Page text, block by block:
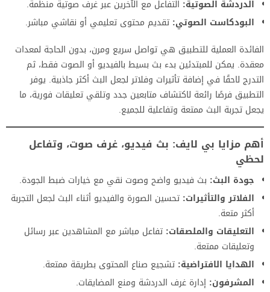
الدردشة الصوتية: التفاعل مع الآخرين عبر غرف صوتية منظمة.
البودكاست الصوتي: تقديم محتوى تعليمي أو نقاشي مباشر.
الفائدة العملية للتطبيق هي تواصل سريع ومرن، بدون الحاجة لمعدات
معقدة. يمكن للمبتدئين بدء بث بسيط بالفيديو أو الصوت فقط، ثم
التدرج لاحقًا في إضافة تأثيرات وفلاتر لجعل البث أكثر جاذبية. يوفر
التطبيق فرصًا رائعة لاكتشاف متابعين جدد وتلقي تعليقات فورية، ما
يجعل تجربة البث ممتعة وتفاعلية للجميع.
أهم مزايا بي لايف: بث فيديو، غرف صوت، وتفاعل
لحظي
جودة البث: بث فيديو واضح وصوت نقي مع خيارات ضبط الجودة.
الفلاتر والتأثيرات: تحسين الصورة والفيديو أثناء البث لجعل التجربة
أكثر متعة.
التعليقات والملصقات: تفاعل مباشر مع المشاهدين عبر رسائل
وتعليقات ممتعة.
الهدايا الافتراضية: تشجيع صناع المحتوى بطريقة ممتعة.
المشرفون: إدارة غرف الدردشة ومنع المضايقات.